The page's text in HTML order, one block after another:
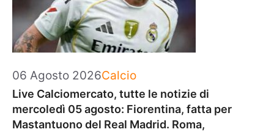
06 Agosto 2026Categorie
Calcio
Live Calciomercato, tutte le notizie di
mercoledì 05 agosto: Fiorentina, fatta per
Mastantuono del Real Madrid. Roma,